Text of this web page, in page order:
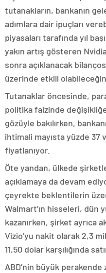
tutanakların, bankanın
adımlara dair ipuçları
piyasaları tarafında yıl
yakın artış gösteren
sonra açıklanacak
üzerinde etkili
Tutanaklar öncesinde,
politika faizinde
gözüyle bakılırken,
ihtimali mayısta yüzde 37
fiyatlanıyor.
Öte yandan, ülkede
açıklamaya da devam
çeyrekte beklentilerin
Walmart’ın hisseleri, dün
kazanırken, şirket ayrıca
Vizio’yu nakit olarak 2,3
11,50 dolar karşılığında
ABD’nin büyük